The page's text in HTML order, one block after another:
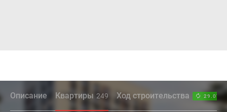
Описание Квартиры 249 Ход строительства